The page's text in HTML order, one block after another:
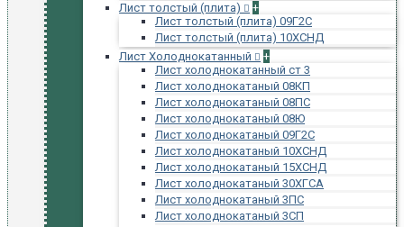
Лист толстый (плита)
+
Лист толстый (плита) 09Г2С
Лист толстый (плита) 10ХСНД
Лист Холоднокатанный
+
Лист холоднокатанный ст 3
Лист холоднокатаный 08КП
Лист холоднокатаный 08ПС
Лист холоднокатаный 08Ю
Лист холоднокатаный 09Г2С
Лист холоднокатаный 10ХСНД
Лист холоднокатаный 15ХСНД
Лист холоднокатаный 30ХГСА
Лист холоднокатаный 3ПС
Лист холоднокатаный 3СП